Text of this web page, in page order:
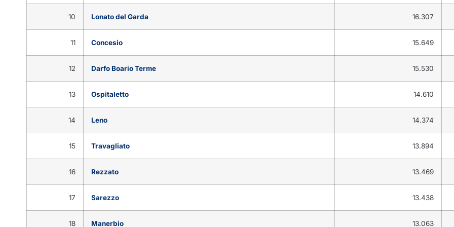
10 Lonato del Garda 16.307
11 Concesio 15.649
12 Darfo Boario Terme 15.530
13 Ospitaletto 14.610
14 Leno 14.374
15 Travagliato 13.894
16 Rezzato 13.469
17 Sarezzo 13.438
18 Manerbio 13.063